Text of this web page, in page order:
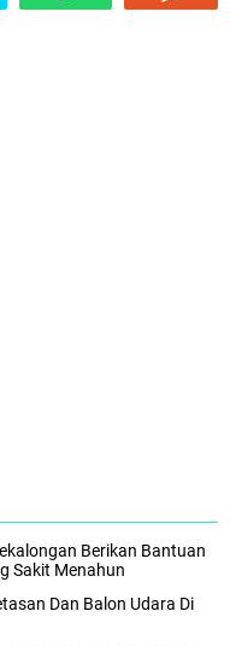
Berikan Bantuan
Sakit Menahun
Dan Balon Udara Di